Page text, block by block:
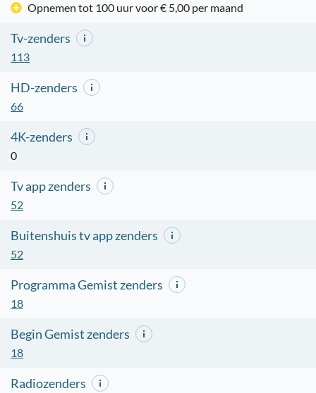
Opnemen tot 100 uur voor € 5,00 per maand
Tv-zenders
113
HD-zenders
66
4K-zenders
0
Tv app zenders
52
Buitenshuis tv app zenders
52
Programma Gemist zenders
18
Begin Gemist zenders
18
Radiozenders